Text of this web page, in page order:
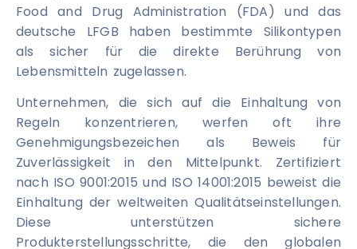
Food and Drug Administration (FDA) und das
deutsche LFGB haben bestimmte Silikontypen
als sicher für die direkte Berührung von
Lebensmitteln zugelassen.
Unternehmen, die sich auf die Einhaltung von
Regeln konzentrieren, werfen oft ihre
Genehmigungsbezeichen als Beweis für
Zuverlässigkeit in den Mittelpunkt. Zertifiziert
nach ISO 9001:2015 und ISO 14001:2015 beweist die
Einhaltung der weltweiten Qualitätseinstellungen.
Diese unterstützen sichere
Produkterstellungsschritte, die den globalen